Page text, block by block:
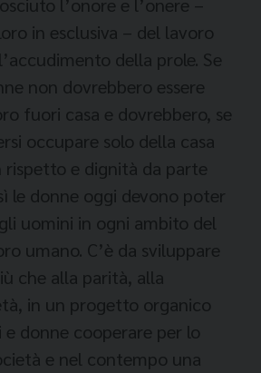
in esclusiva – del lavoro
della prole. Se
non dovrebbero essere
fuori casa e dovrebbero, se
occupare solo della casa
rispetto e dignità da parte
le donne oggi devono poter
uomini in ogni ambito del
umano. C’è da sviluppare
che alla parità, alla
in un progetto organico
donne cooperare per lo
e nel contempo una